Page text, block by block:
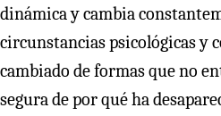
dinámica y cambia
circunstancias psicológicas y
cambiado de formas que no
segura de por qué ha